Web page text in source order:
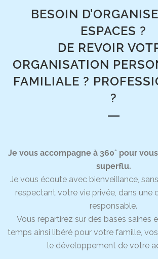
BESOIN
ESPACES ?
DE REVOIR
ORGANISATION
FAMILIALE ?
?
Je vous accompagne à 360° pour
superflu.
Je vous écoute avec bienveillance,
respectant votre vie privée, dans une
responsable.
Vous repartirez sur des bases saines
temps ainsi libéré pour votre famille,
le développement de votre